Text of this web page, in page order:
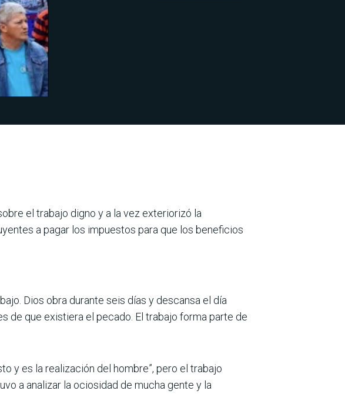
el trabajo digno y a la vez exte­riorizó la
a pagar los impuestos para que los beneficios
Dios obra durante seis días y des­cansa el día
de que existiera el pecado. El trabajo forma parte de
y es la realización del hombre”, pero el trabajo
a analizar la ociosidad de mucha gente y la